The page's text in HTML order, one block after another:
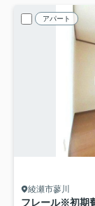
アパート
綾瀬市蓼川